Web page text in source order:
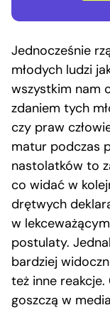
Jednocześnie
młodych ludzi
wszystkim nam
zdaniem tych
czy praw
matur podczas
nastolatków to
co widać w
drętwych
w
postulaty.
bardziej
też inne reakcje.
goszczą w